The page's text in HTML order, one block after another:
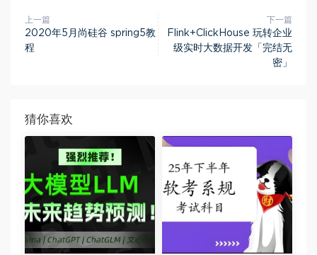
上一篇
2020年5月尚硅谷 spring5教
程
下一篇
Flink+ClickHouse 玩转企业
级实时大数据开发「完结无
密」
猜你喜欢